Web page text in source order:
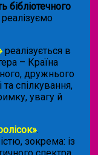
бібліотечного
реалізуємо
реалізується в
– Країна
дружнього
спілкування,
увагу й
.
зокрема: із